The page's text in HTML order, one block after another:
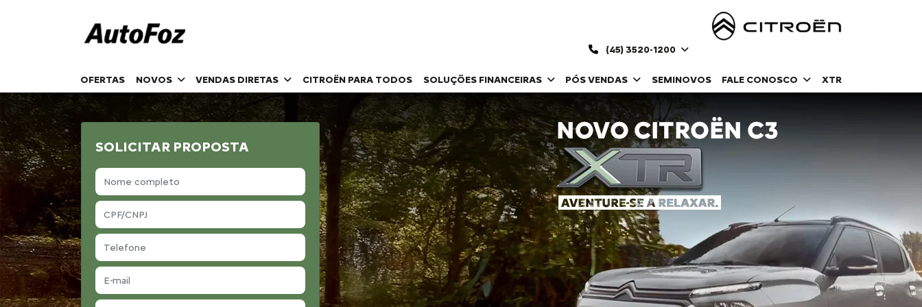
(45) 3520-1200
OFERTAS NOVOS VENDAS DIRETAS CITROËN PARA TODOS SOLUÇÕES FINANCEIRAS PÓS VENDAS SEMINOVOS FALE CONOSCO XTR
SOLICITAR PROPOSTA